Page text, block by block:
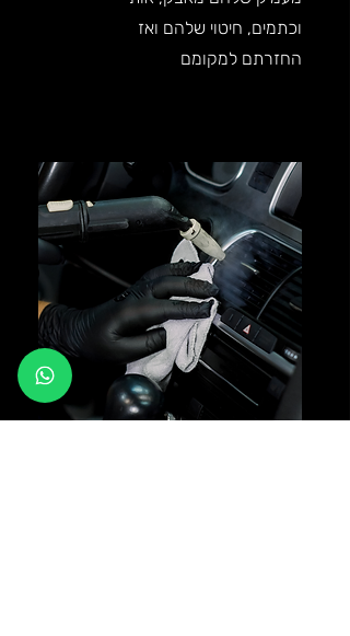
וכתמים, חיטוי שלהם ואז
החזרתם למקומם